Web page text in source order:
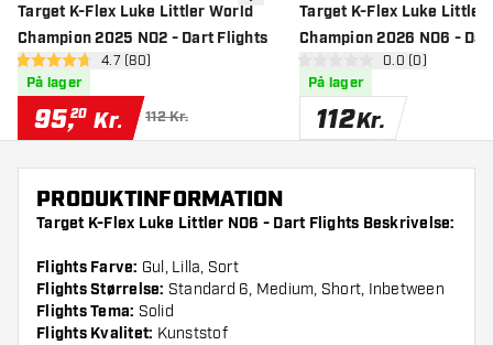
Target K-Flex Luke Littler World
Champion 2025 NO2 - Dart Flights
åbn anmeldelsespanel
4.7 bedømmelsesstjerner
4.7 (80)
På lager
95,20 Kr. 112 Kr.
tilføje til ønskeliste
Target K-Flex Luke Littler
Champion 2026 NO6 -
åbn
0 bedømmelsesstjerner
0.0 (0)
På lager
112Kr.
PRODUKTINFORMATION
Target K-Flex Luke Littler NO6 - Dart Flights Beskrivelse:
Flights Farve: Gul, Lilla, Sort
Flights Størrelse: Standard 6, Medium, Short, Inbetween
Flights Tema: Solid
Flights Kvalitet: Kunststof